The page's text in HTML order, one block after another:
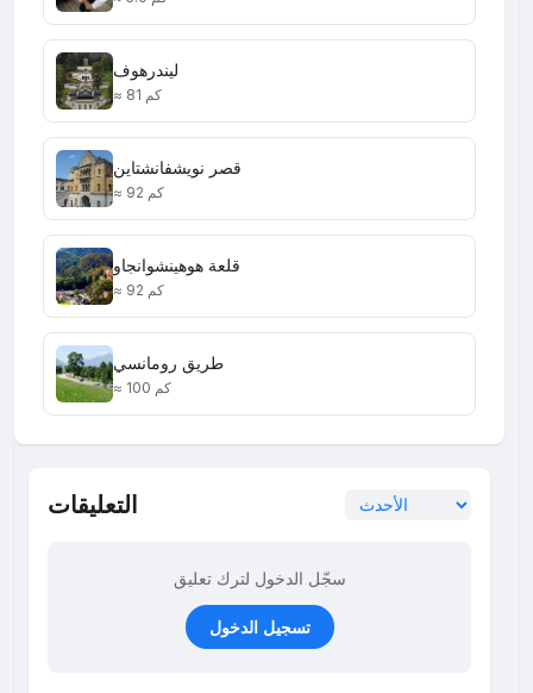
ليندرهوف
≈ 81 كم
قصر نويشفانشتاين
≈ 92 كم
قلعة هوهينشوانجاو
≈ 92 كم
طريق رومانسي
≈ 100 كم
التعليقات
سجّل الدخول لترك تعليق
تسجيل الدخول